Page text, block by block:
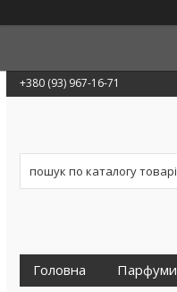
+380 (93) 967-16-71
Головна Парфуми